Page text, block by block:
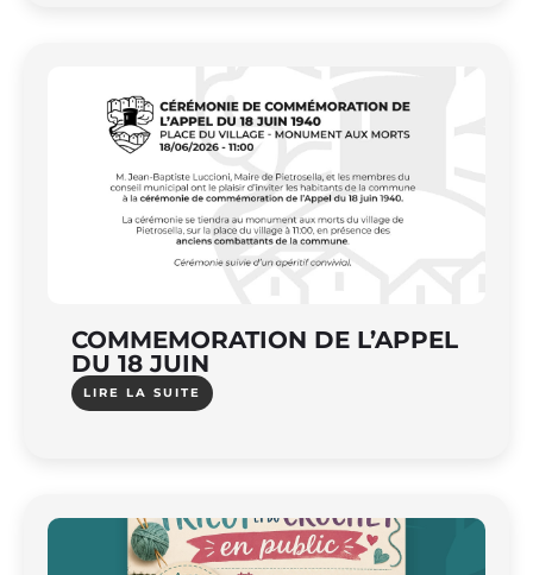
COMMEMORATION DE L’APPEL
DU 18 JUIN
LIRE LA SUITE